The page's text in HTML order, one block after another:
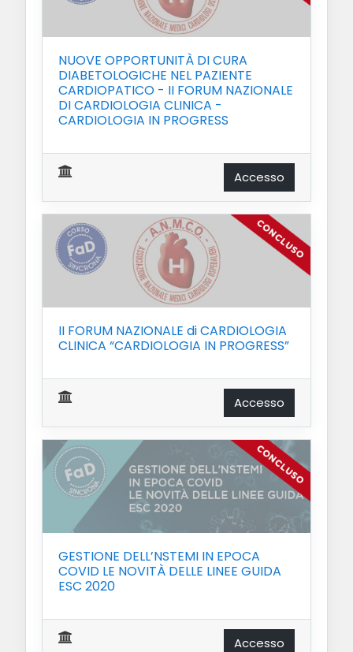
NUOVE OPPORTUNITÀ DI CURA
DIABETOLOGICHE NEL PAZIENTE
CARDIOPATICO - II FORUM NAZIONALE
DI CARDIOLOGIA CLINICA -
CARDIOLOGIA IN PROGRESS
Accesso
II FORUM NAZIONALE di CARDIOLOGIA
CLINICA “CARDIOLOGIA IN PROGRESS”
Accesso
GESTIONE DELL’NSTEMI IN EPOCA
COVID LE NOVITÀ DELLE LINEE GUIDA
ESC 2020
Accesso